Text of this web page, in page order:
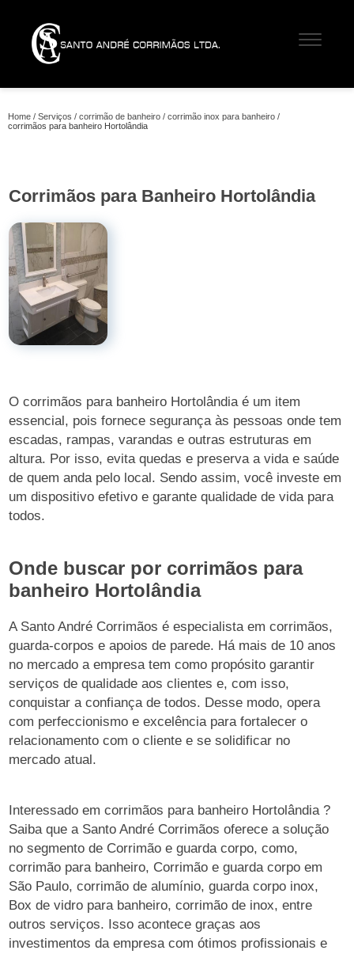
Home Serviços corrimão de banheiro
corrimão inox para banheiro
corrimãos para banheiro Hortolândia
Corrimãos para Banheiro Hortolândia
O corrimãos para banheiro Hortolândia é um item
essencial, pois fornece segurança às pessoas onde tem
escadas, rampas, varandas e outras estruturas em
altura. Por isso, evita quedas e preserva a vida e saúde
de quem anda pelo local. Sendo assim, você investe em
um dispositivo efetivo e garante qualidade de vida para
todos.
Onde buscar por corrimãos para
banheiro Hortolândia
A Santo André Corrimãos é especialista em corrimãos,
guarda-corpos e apoios de parede. Há mais de 10 anos
no mercado a empresa tem como propósito garantir
serviços de qualidade aos clientes e, com isso,
conquistar a confiança de todos. Desse modo, opera
com perfeccionismo e excelência para fortalecer o
relacionamento com o cliente e se solidificar no
mercado atual.
Interessado em corrimãos para banheiro Hortolândia ?
Saiba que a Santo André Corrimãos oferece a solução
no segmento de Corrimão e guarda corpo, como,
corrimão para banheiro, Corrimão e guarda corpo em
São Paulo, corrimão de alumínio, guarda corpo inox,
Box de vidro para banheiro, corrimão de inox, entre
outros serviços. Isso acontece graças aos
investimentos da empresa com ótimos profissionais e